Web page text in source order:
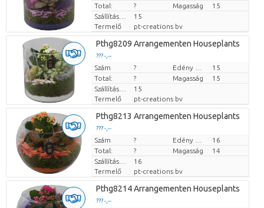
Total:
? Magasság
15
Szállítási magasság
15
Termelő
pt-creations bv
Pthg8209 Arrangementen Houseplants
??? -,--
Darabb ár
Szám ?
15
Total:
? Magasság
15
Szállítási magasság
15
Termelő
pt-creations bv
Pthg8213 Arrangementen Houseplants
??? -,--
Darabb ár
Szám ?
16
Total:
? Magasság
14
Szállítási magasság
16
Termelő
pt-creations bv
Pthg8214 Arrangementen Houseplants
??? -,--